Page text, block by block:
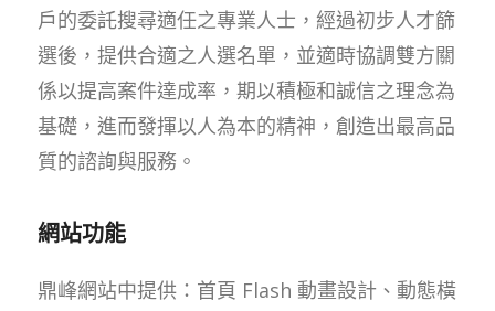
戶的委託搜尋適任之專業人士，經過初步人才篩
選後，提供合適之人選名單，並適時協調雙方關
係以提高案件達成率，期以積極和誠信之理念為
基礎，進而發揮以人為本的精神，創造出最高品
質的諮詢與服務。
網站功能
鼎峰網站中提供：首頁 Flash 動畫設計、動態橫